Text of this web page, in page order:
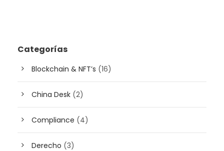
Categorías
Blockchain & NFT’s (16)
China Desk (2)
Compliance (4)
Derecho (3)